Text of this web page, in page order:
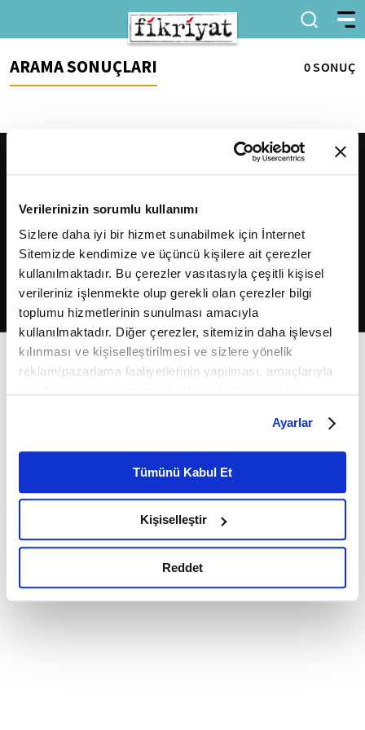
Verilerinizin sorumlu kullanımı
Sizlere daha iyi bir hizmet sunabilmek için İnternet
Sitemizde kendimize ve üçüncü kişilere ait çerezler
kullanılmaktadır. Bu çerezler vasıtasıyla çeşitli kişisel
verileriniz işlenmekte olup gerekli olan çerezler bilgi
toplumu hizmetlerinin sunulması amacıyla
kullanılmaktadır. Diğer çerezler, sitemizin daha işlevsel
kılınması ve kişiselleştirilmesi ve sizlere yönelik
reklam/pazarlama faaliyetlerinin yapılması, amaçlarıyla
belirleyebilirsiniz. Çerezlere ilişkin detaylı bilgi için
Ayarlar butonuna tıklayabilir,Çerez Bilgilendirme
Metnimizi ziyaret edebilirsiniz.
6698 sayılı Kişisel Verilerin Korunması Kanunu uyarınca
okumak ve sitemizi ziyaretiniz kapsamında
gerçekleştirilen veri işleme faaliyetleri ile ilgili daha
detaylı bilgi almak için lütfentıklayınız.
Ayarlar
Tümünü Kabul Et
Kişiselleştir
Reddet
ARAMA SONUÇLARI 0 SONUÇ
2026Fikriyat. Tüm hakları saklıdır.